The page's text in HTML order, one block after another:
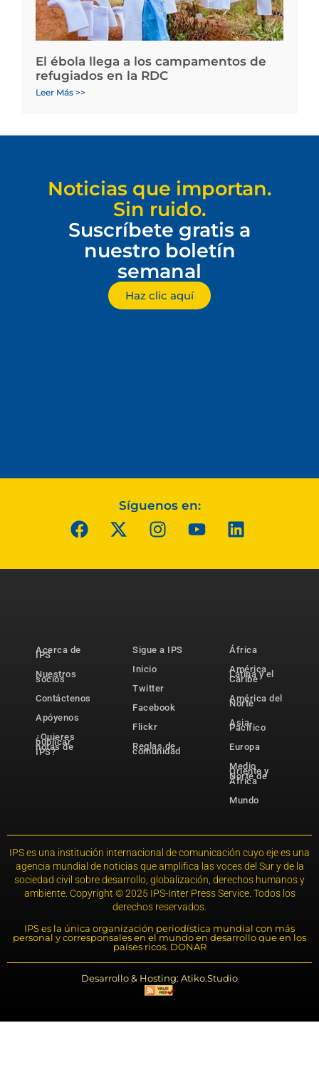
El ébola llega a los campamentos de
refugiados en la RDC
Leer Más >>
Noticias que importan.
Sin ruido.
Suscríbete gratis a
nuestro boletín
semanal
Haz clic aquí
Síguenos en:
Acerca de
IPS
Nuestros
socios
Contáctenos
Apóyenos
¿Quieres
publicar
notas de
IPS?
Sigue a IPS
Inicio
Twitter
Facebook
Flickr
Reglas de
comunidad
África
América
Latina y el
Caribe
América del
Norte
Asia-
Pacífico
Europa
Medio
Oriente y
Norte de
África
Mundo
IPS es una institución internacional de comunicación cuyo eje es una
agencia mundial de noticias que amplifica las voces del Sur y de la
sociedad civil sobre desarrollo, globalización, derechos humanos y
ambiente. Copyright © 2025 IPS-Inter Press Service. Todos los
derechos reservados.
IPS es la única organización periodística mundial con más
personal y corresponsales en el mundo en desarrollo que en los
países ricos. DONAR
Desarrollo & Hosting: Atiko.Studio